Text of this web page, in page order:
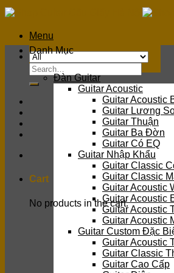
Skip
to
contentMenu
Search
for:
Cart
No products in the cart.
Danh Mục
Đàn Guitar
Guitar Acoustic
Guitar Acoustic
Guitar Lương
Guitar Thuận
Guitar Ba Đờn
Guitar Có EQ
Guitar Nhập Khẩu
Guitar Classic
Guitar Classic
Guitar Acoustic
Guitar Acoustic
Guitar Acoustic
Guitar Acoustic
Guitar Custom Đặc
Guitar Acoustic
Guitar Classic
Guitar Cao Cấp